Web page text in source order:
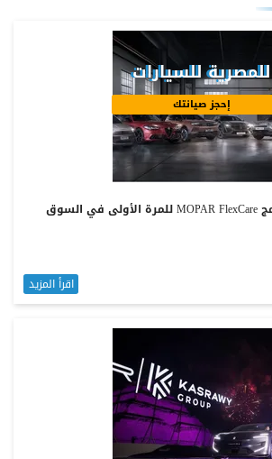
للمصرية للسيارات
إحجز صيانتك
ستيلانتس تطلق برنامج MOPAR FlexCare للمرة الأولى في السوق
اقرأ المزيد